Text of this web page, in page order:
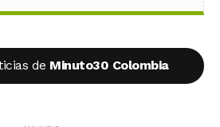
de Minuto30 Colombia